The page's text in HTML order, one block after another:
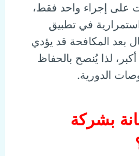
على إجراء واحد فقط،
في تطبيق
بعد المكافحة قد يؤدي
لذا يُنصح بالحفاظ
الدورية.
بشركة